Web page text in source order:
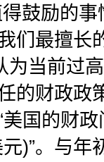
鼓励的
最擅长
为当前过
的财政政
国的财
)”。与年